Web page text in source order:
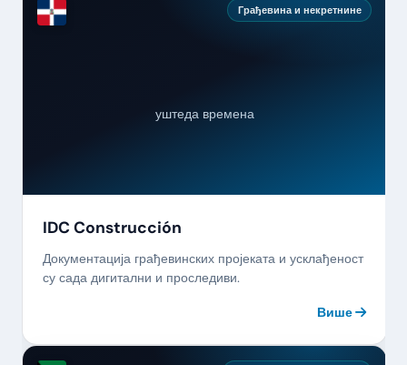
Грађевина и некретнине
уштеда времена
IDC Construcción
Документација грађевинских пројеката и усклађеност
су сада дигитални и проследиви.
Више